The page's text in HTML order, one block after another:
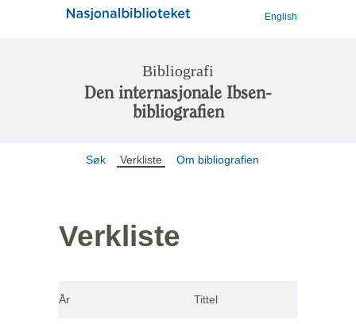
English
Bibliografi
Den internasjonale Ibsen-
bibliografien
Søk Verkliste Om bibliografien
Verkliste
År Tittel